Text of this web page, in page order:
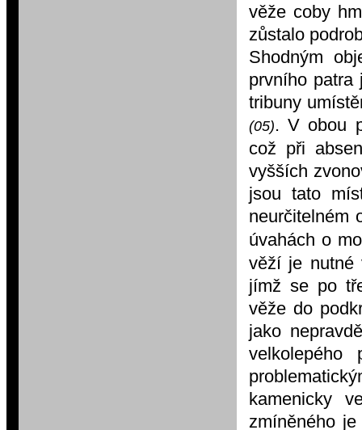
věže coby
zůstalo
Shodným
prvního patra
tribuny
(05). V obou
což při
vyšších
jsou tato
neurčitelném
úvahách o
věží je nutné
jímž se po
věže do
jako
kamenicky
zmíněného